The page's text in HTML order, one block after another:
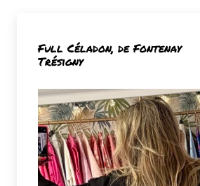
Full Céladon, de Fontenay
Trésigny